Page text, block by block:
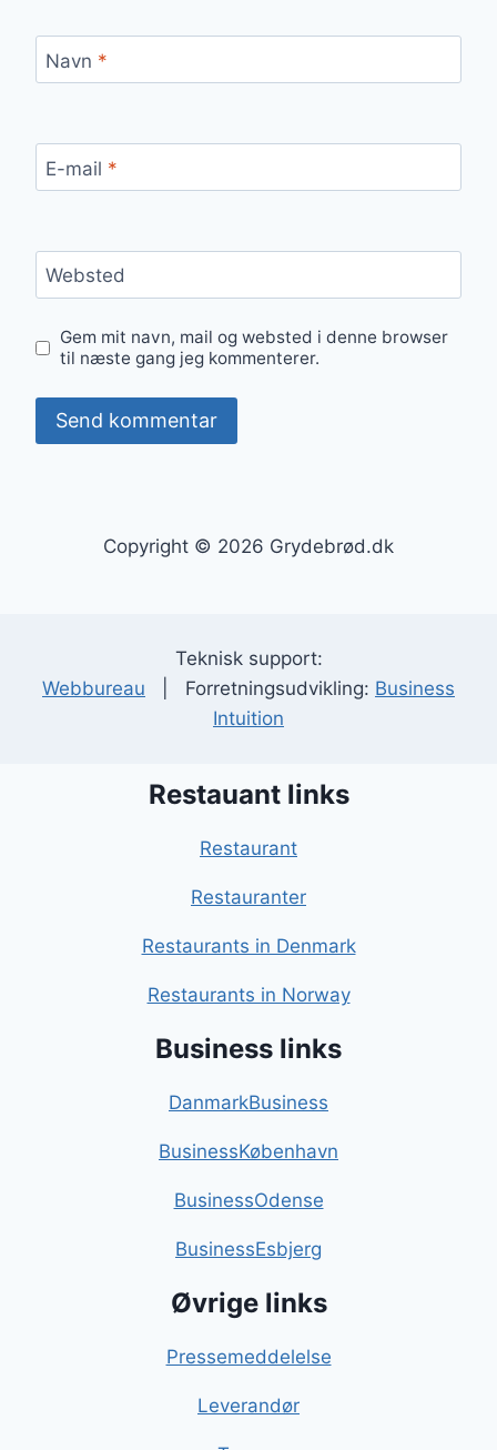
Navn *
E-mail *
Websted
Gem mit navn, mail og websted i denne browser
til næste gang jeg kommenterer.
Copyright © 2026 Grydebrød.dk
Teknisk support:
Webbureau | Forretningsudvikling: Business
Intuition
Restauant links
Restaurant
Restauranter
Restaurants in Denmark
Restaurants in Norway
Business links
DanmarkBusiness
BusinessKøbenhavn
BusinessOdense
BusinessEsbjerg
Øvrige links
Pressemeddelelse
Leverandør